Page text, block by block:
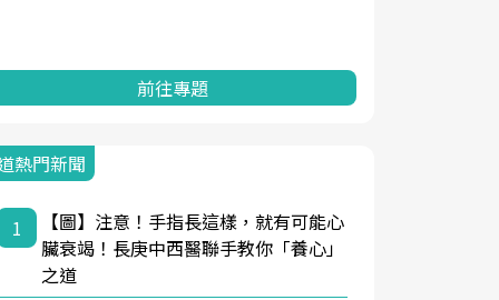
前往專題
熱門新聞
1
【圖】注意！手指長這樣，就有可能心
臟衰竭！長庚中西醫聯手教你「養心」
之道